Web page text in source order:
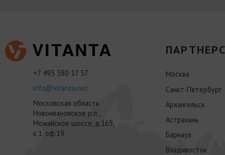
+7 495 380 17 57
info@vitanta.net
Московская область
Новоивановское р.п.,
Можайское шоссе, д.165,
к.1, оф.19
Москва
Санкт-Петербург
Архангельск
Астрахань
Барнаул
Владивосток